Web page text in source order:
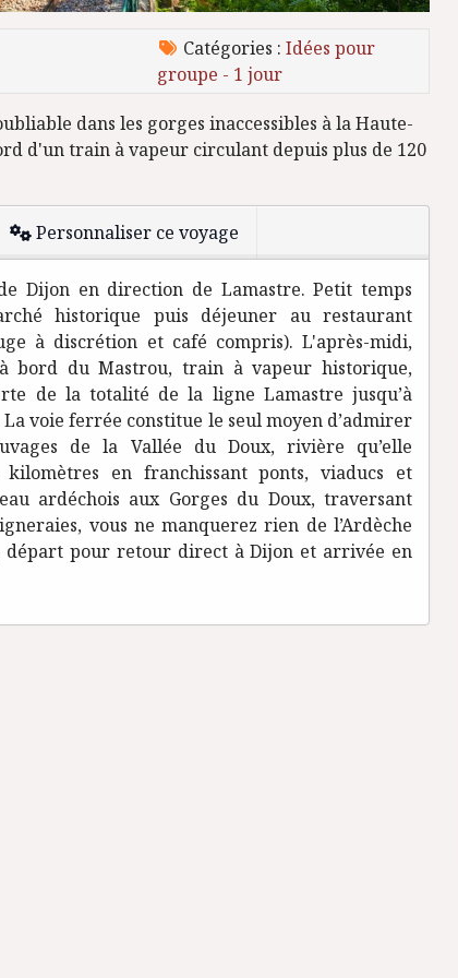
Catégories : Idées pour
groupe - 1 jour
dans les gorges inaccessibles à la Haute-
d'un train à vapeur circulant depuis plus de 120
Personnaliser ce voyage
Dijon en direction de Lamastre. Petit temps
historique puis déjeuner au restaurant
à discrétion et café compris). L'après-midi,
bord du Mastrou, train à vapeur historique,
de la totalité de la ligne Lamastre jusqu’à
La voie ferrée constitue le seul moyen d’admirer
de la Vallée du Doux, rivière qu’elle
kilomètres en franchissant ponts, viaducs et
ardéchois aux Gorges du Doux, traversant
vous ne manquerez rien de l’Ardèche
départ pour retour direct à Dijon et arrivée en